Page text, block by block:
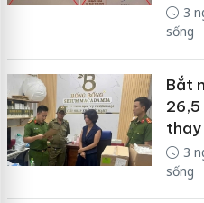
3
sống
Bắt
26,5
thay
3
sống